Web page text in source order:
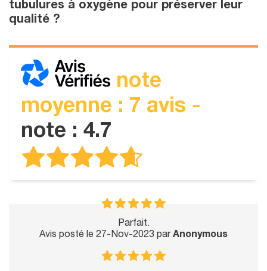
tubulures à oxygène pour préserver leur
qualité ?
note
moyenne : 7 avis -
note : 4.7
Parfait.
Avis posté le 27-Nov-2023 parAnonymous